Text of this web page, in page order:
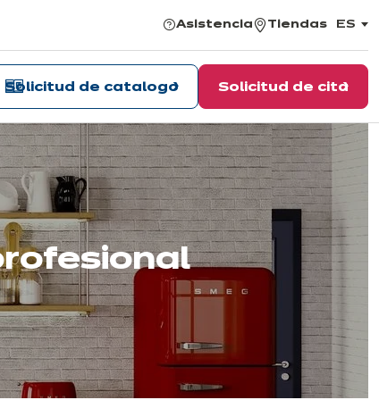
Asistencia Tiendas ES
,
Solicitud de cita
Solicitud de catalogo